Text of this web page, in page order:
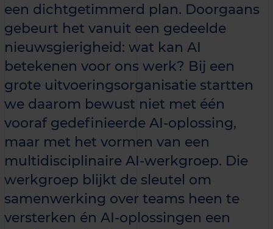
een dichtgetimmerd plan. Doorgaans
gebeurt het vanuit een gedeelde
nieuwsgierigheid: wat kan AI
betekenen voor ons werk? Bij een
grote uitvoeringsorganisatie startten
we daarom bewust niet met één
vooraf gedefinieerde AI-oplossing,
maar met het vormen van een
multidisciplinaire AI-werkgroep. Die
werkgroep blijkt de sleutel om
samenwerking over teams heen te
versterken én AI-oplossingen een